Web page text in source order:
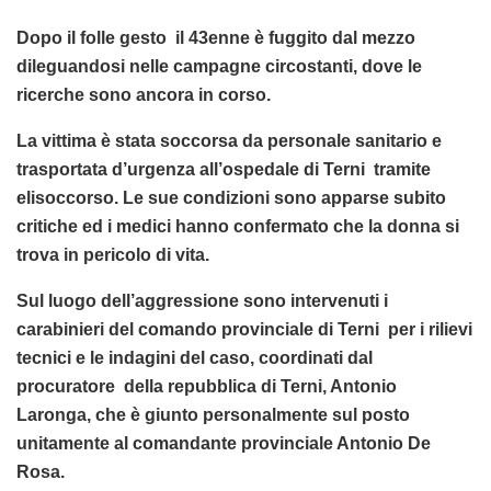
Dopo il folle gesto il 43enne è fuggito dal mezzo
dileguandosi nelle campagne circostanti, dove le
ricerche sono ancora in corso.
La vittima è stata soccorsa da personale sanitario e
trasportata d’urgenza all’ospedale di Terni tramite
elisoccorso. Le sue condizioni sono apparse subito
critiche ed i medici hanno confermato che la donna si
trova in pericolo di vita.
Sul luogo dell’aggressione sono intervenuti i
carabinieri del comando provinciale di Terni per i rilievi
tecnici e le indagini del caso, coordinati dal
procuratore della repubblica di Terni, Antonio
Laronga, che è giunto personalmente sul posto
unitamente al comandante provinciale Antonio De
Rosa.